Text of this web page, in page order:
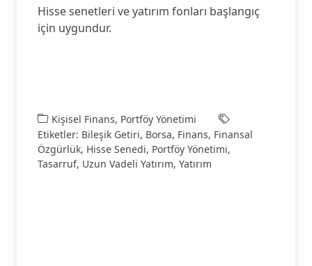
Hisse senetleri ve yatırım fonları başlangıç
için uygundur.
Kişisel Finans, Portföy Yönetimi
Etiketler: Bileşik Getiri, Borsa, Finans, Finansal
Özgürlük, Hisse Senedi, Portföy Yönetimi,
Tasarruf, Uzun Vadeli Yatırım, Yatırım